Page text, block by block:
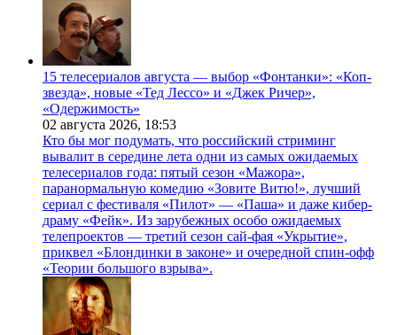
15 телесериалов августа — выбор «Фонтанки»: «Коп-
звезда», новые «Тед Лессо» и «Джек Ричер»,
«Одержимость»
02 августа 2026, 18:53
Кто бы мог подумать, что российский стриминг
вывалит в середине лета одни из самых ожидаемых
телесериалов года: пятый сезон «Мажора»,
паранормальную комедию «Зовите Витю!», лучший
сериал с фестиваля «Пилот» — «Паша» и даже кибер-
драму «Фейк». Из зарубежных особо ожидаемых
телепроектов — третий сезон сай-фая «Укрытие»,
приквел «Блондинки в законе» и очередной спин-офф
«Теории большого взрыва».